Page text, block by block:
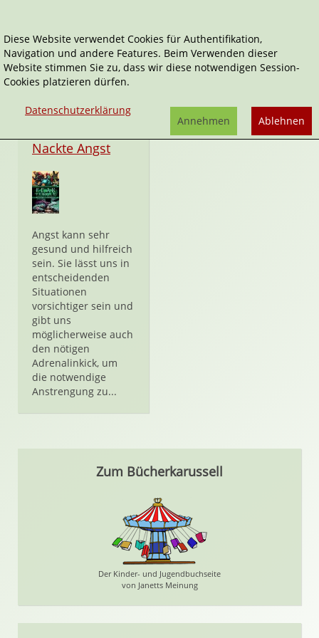
Fear Itself
Nackte Angst
Angst kann sehr
gesund und hilfreich
sein. Sie lässt uns in
entscheidenden
Situationen
vorsichtiger sein und
gibt uns
möglicherweise auch
den nötigen
Adrenalinkick, um
die notwendige
Anstrengung zu...
Zum Bücherkarussell
Der Kinder- und Jugendbuchseite
von Janetts Meinung
Diese Website verwendet Cookies für Authentifikation,
Navigation und andere Features. Beim Verwenden dieser
Website stimmen Sie zu, dass wir diese notwendigen Session-
Cookies platzieren dürfen.
Datenschutzerklärung
Ablehnen
Annehmen